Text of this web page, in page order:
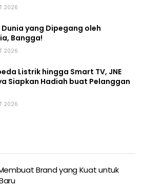
2026
Dunia yang Dipegang oleh
Bangga!
2026
Listrik hingga Smart TV, JNE
Siapkan Hadiah buat Pelanggan
2026
Brand yang Kuat untuk